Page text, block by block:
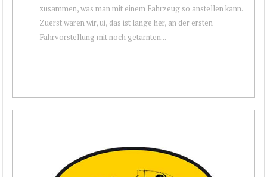
zusammen, was man mit einem Fahrzeug so anstellen kann.
Zuerst waren wir, ui, das ist lange her, an der ersten
Fahrvorstellung mit noch getarnten...